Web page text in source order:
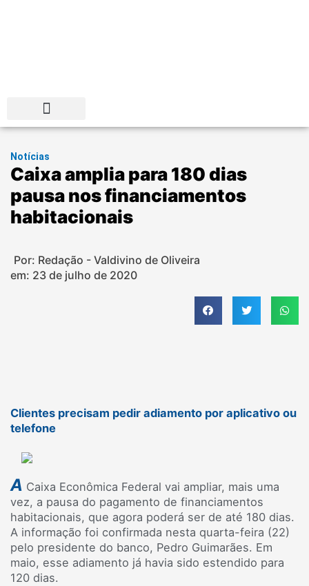
Notícias
Caixa amplia para 180 dias
pausa nos financiamentos
habitacionais
Por: Redação - Valdivino de Oliveira
em: 23 de julho de 2020
Clientes precisam pedir adiamento por aplicativo ou
telefone
A Caixa Econômica Federal vai ampliar, mais uma
vez, a pausa do pagamento de financiamentos
habitacionais, que agora poderá ser de até 180 dias.
A informação foi confirmada nesta quarta-feira (22)
pelo presidente do banco, Pedro Guimarães. Em
maio, esse adiamento já havia sido estendido para
120 dias.